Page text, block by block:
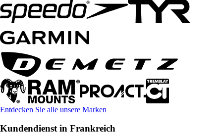
Entdecken Sie alle unsere Marken
Kundendienst in Frankreich